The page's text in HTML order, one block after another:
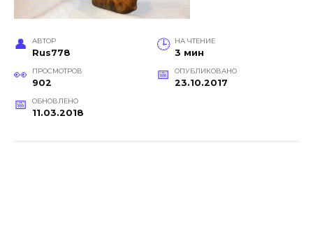
АВТОР
Rus778
НА ЧТЕНИЕ
3 мин
ПРОСМОТРОВ
902
ОПУБЛИКОВАНО
23.10.2017
ОБНОВЛЕНО
11.03.2018